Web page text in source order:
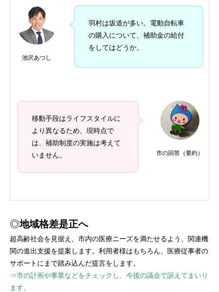
池沢あつし
羽村は坂道が多い。電動自転車
の購入について、補助金の給付
をしてはどうか。
市の回答（要約）
移動手段はライフスタイルに
より異なるため、現時点で
は、補助制度の実施は考えて
いません。
◎地域格差是正へ
超高齢社会を見据え、市内の医療ニーズを満たせるよう、関連機
関の進出支援を提案します。利用者様はもちろん、医療従事者の
サポートにまで踏み込んだ提言をします。
⇒市の計画や事業などをチェックし、今後の議会で訴えてまいり
ます。